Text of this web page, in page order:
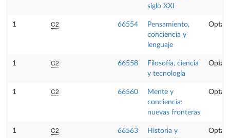
siglo XXI
1 C2 66554
Pensamiento,
conciencia y
lenguaje
1 C2 66558
Filosofía, ciencia
y tecnología
1 C2 66560
Mente y
conciencia:
nuevas fronteras
1 C2 66563
Historia y